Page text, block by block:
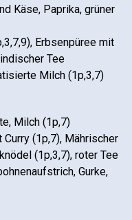
Käse, Paprika, grüner
Erbsenpüree mit
Tee
Milch (1p,3,7)
Milch (1p,7)
(1p,7), Mährischer
(1p,3,7), roter Tee
Gurke,